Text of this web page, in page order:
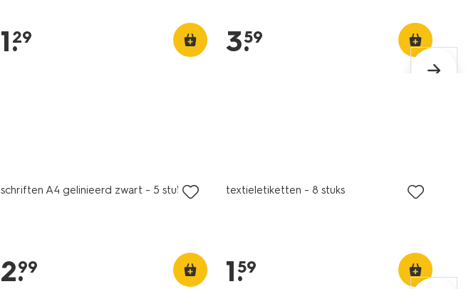
1.
29 3.
59
schriften A4 gelinieerd zwart - 5 stuks
2.
99
textieletiketten - 8 stuks
1.
59